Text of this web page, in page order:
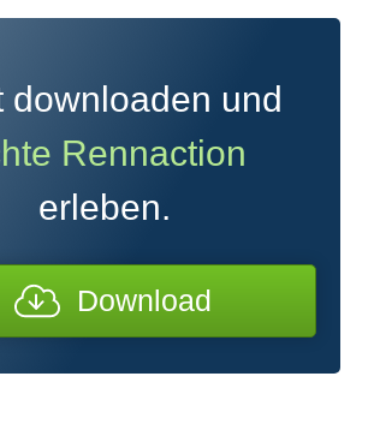
downloaden und
Rennaction
erleben.
Download